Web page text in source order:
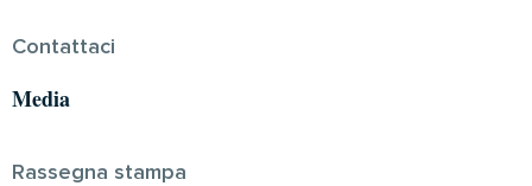
Contattaci
Media
Rassegna stampa